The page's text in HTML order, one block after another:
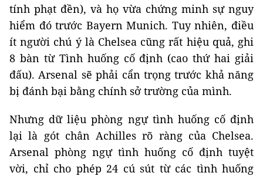
tính phạt đền), và họ vừa chứng minh sự nguy
hiểm đó trước Bayern Munich. Tuy nhiên, điều
ít người chú ý là Chelsea cũng rất hiệu quả, ghi
8 bàn từ Tình huống cố định (cao thứ hai giải
đấu). Arsenal sẽ phải cẩn trọng trước khả năng
bị đánh bại bằng chính sở trường của mình.
Nhưng dữ liệu phòng ngự tình huống cố định
lại là gót chân Achilles rõ ràng của Chelsea.
Arsenal phòng ngự tình huống cố định tuyệt
vời, chỉ cho phép 24 cú sút từ các tình huống